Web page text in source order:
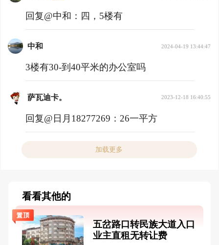
回复@中和： 四，5楼有
中和 2024-04-19 13:44:47
3楼有30-到40平米的办公室吗
萨瓦迪卡。 2023-12-18 16:40:55
回复@日月18277269： 26一平方
加载更多
看看其他的
五岔路口转民族大道入口
业主直租无转让费